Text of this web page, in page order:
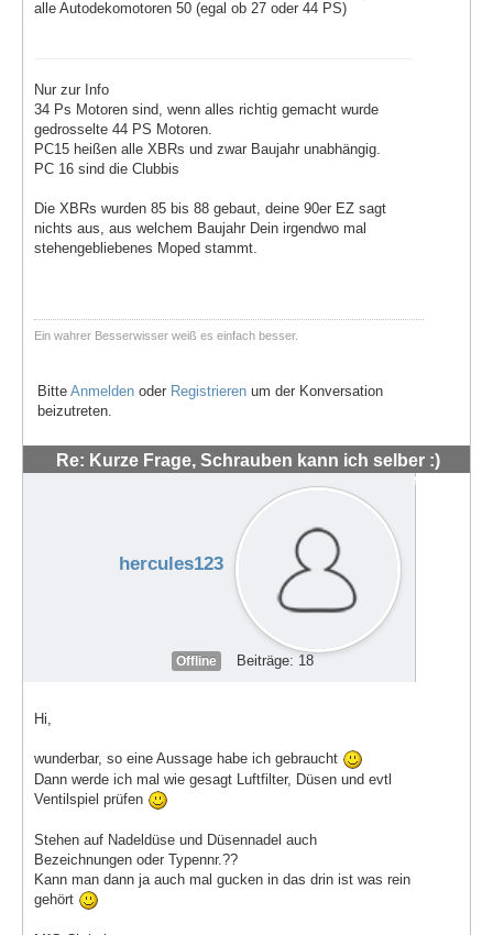
alle Autodekomotoren 50 (egal ob 27 oder 44 PS)
Nur zur Info
34 Ps Motoren sind, wenn alles richtig gemacht wurde
gedrosselte 44 PS Motoren.
PC15 heißen alle XBRs und zwar Baujahr unabhängig.
PC 16 sind die Clubbis
Die XBRs wurden 85 bis 88 gebaut, deine 90er EZ sagt
nichts aus, aus welchem Baujahr Dein irgendwo mal
stehengebliebenes Moped stammt.
Ein wahrer Besserwisser weiß es einfach besser.
Bitte Anmelden oder Registrieren um der Konversation
beizutreten.
Re: Kurze Frage, Schrauben kann ich selber :)
#48545
hercules123
Offline Beiträge: 18
Hi,
wunderbar, so eine Aussage habe ich gebraucht
Dann werde ich mal wie gesagt Luftfilter, Düsen und evtl
Ventilspiel prüfen
Stehen auf Nadeldüse und Düsennadel auch
Bezeichnungen oder Typennr.??
Kann man dann ja auch mal gucken in das drin ist was rein
gehört